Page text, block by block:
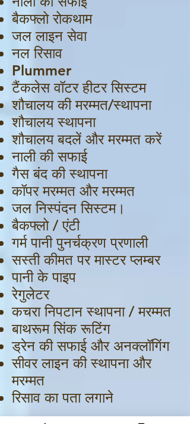
बैकफ्लो रोकथाम
जल लाइन सेवा
नल रिसाव
Plummer
टैंकलेस वॉटर हीटर सिस्टम
शौचालय की मरम्मत/स्थापना
शौचालय स्थापना
शौचालय बदलें और मरम्मत करें
नाली की सफाई
गैस बंद की स्थापना
कॉपर मरम्मत और मरम्मत
जल निस्पंदन सिस्टम।
बैकफ्लो / एंटी
गर्म पानी पुनर्चक्रण प्रणाली
सस्ती कीमत पर मास्टर प्लम्बर
पानी के पाइप
रेगुलेटर
कचरा निपटान स्थापना / मरम्मत
बाथरूम सिंक रूटिंग
ड्रेन की सफाई और अनक्लॉगिंग
सीवर लाइन की स्थापना और
मरम्मत
रिसाव का पता लगाने